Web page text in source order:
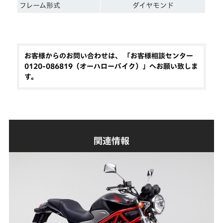
フレーム形式 ダイヤモンド
お客様からのお問い合わせは、 「お客様相談センター
0120-086819（オーハローバイク）」へお願い致しま
す。
関連情報